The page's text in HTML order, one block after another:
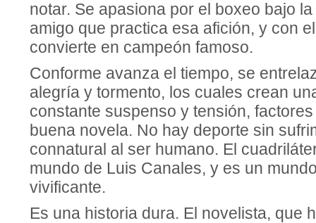
notar. Se apasiona por el boxeo bajo
amigo que practica esa afición, y con
convierte en campeón famoso.
Conforme avanza el tiempo, se
alegría y tormento, los cuales crean
constante suspenso y tensión,
buena novela. No hay deporte sin
connatural al ser humano. El
mundo de Luis Canales, y es un
vivificante.
Es una historia dura. El novelista, que